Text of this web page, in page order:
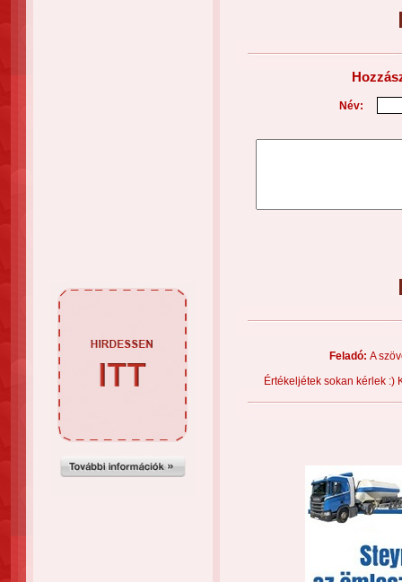
Név:
Feladó: A
Értékeljétek sokan kérlek :)